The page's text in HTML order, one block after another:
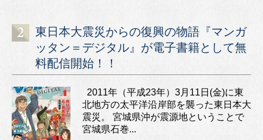
東日本大震災からの復興の物語『マンガ
ッタン＝デジタル』が電子書籍として無
料配信開始！！
2011年（平成23年）3月11日(金)に東
北地方の太平洋沿岸部を襲った東日本大
震災。 宮城県沖が震源地ということで
宮城県石巻...